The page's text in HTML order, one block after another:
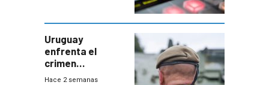
Uruguay
enfrenta el
crimen
organizado con
Hace 2 semanas